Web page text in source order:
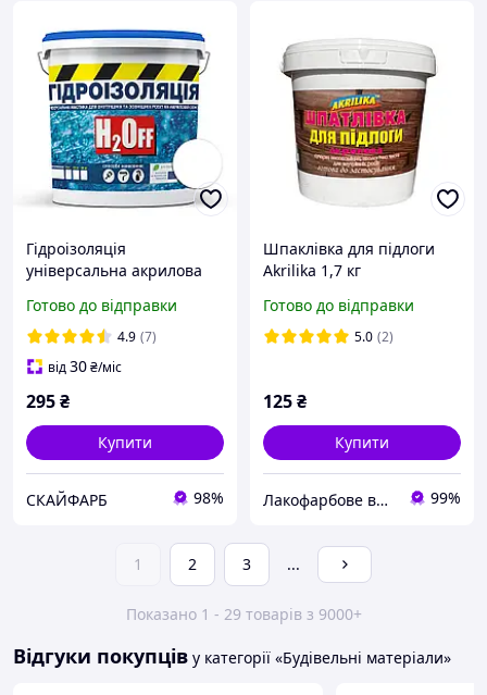
Гідроізоляція
універсальна акрилова
1,2 кг
Готово до відправки
4.9 (7)
від30₴/міс
295₴
Купити
СКАЙФАРБ 98%
Шпаклівка для підлоги
Akrilika 1,7 кг
Готово до відправки
5.0 (2)
125₴
Купити
Лакофарбове виробництво Akrilika-Fantazia 99%
1 2 3 ...
Показано 1 - 29 товарів з 9000+
Відгуки покупців у категорії «Будівельні матеріали»